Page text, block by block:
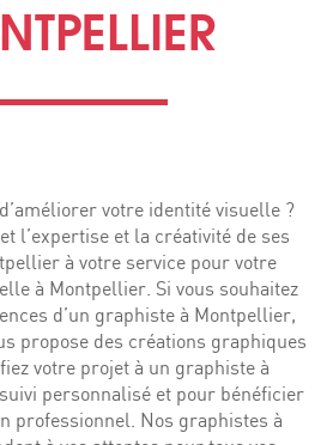
votre identité visuelle ?
l’expertise et la créativité de ses
à votre service pour votre
à Montpellier. Si vous souhaitez
d’un graphiste à Montpellier,
propose des créations graphiques
votre projet à un graphiste à
personnalisé et pour bénéficier
professionnel. Nos graphistes à